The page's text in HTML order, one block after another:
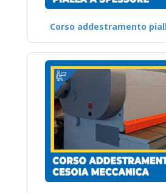
Corso addestramento